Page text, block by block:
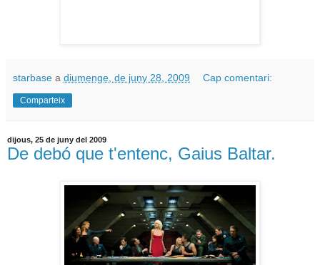
starbase a diumenge, de juny 28, 2009 Cap comentari:
Comparteix
dijous, 25 de juny del 2009
De debó que t'entenc, Gaius Baltar.